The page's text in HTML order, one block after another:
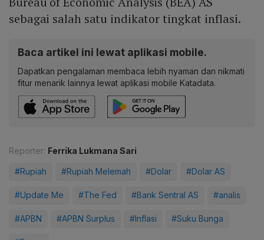
sebagai salah satu indikator tingkat inflasi.
Baca artikel ini lewat aplikasi mobile.
Dapatkan pengalaman membaca lebih nyaman dan nikmati
fitur menarik lainnya lewat aplikasi mobile Katadata.
Reporter: Ferrika Lukmana Sari
#Rupiah #Rupiah Melemah #Dolar #Dolar AS
#Update Me #The Fed #Bank Sentral AS #analis
#APBN #APBN Surplus #Inflasi #Suku Bunga